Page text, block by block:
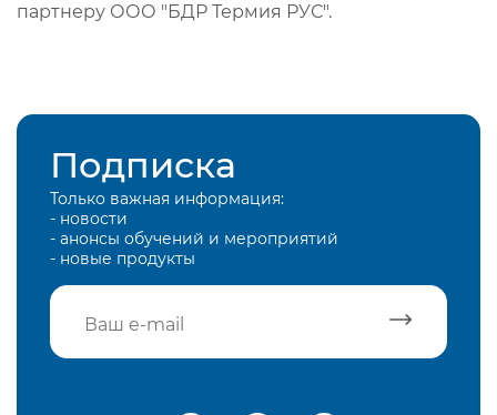
партнеру ООО "БДР Термия РУС".
Подписка
Только важная информация:
- новости
- анонсы обучений и мероприятий
- новые продукты